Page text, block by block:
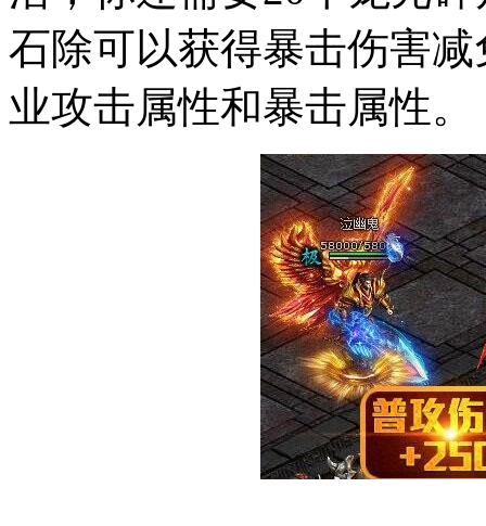
石除可以获得暴击伤害
业攻击属性和暴击属性。